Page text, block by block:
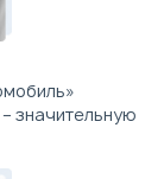
значительную